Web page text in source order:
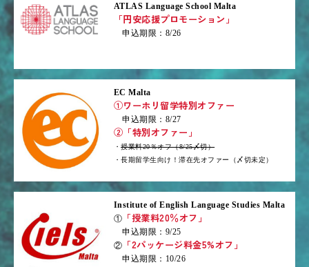
ATLAS Language School Malta
「円安応援プロモーション」
申込期限：8/26
EC Malta
①ワーホリ留学特別オファー
申込期限：8/27
②「特別オファー」
・授業料20％オフ（8/25〆切）
・長期留学生向け！滞在先オファー（〆切未定）
Institute of English Language Studies Malta
① 「授業料20％オフ」
申込期限：9/25
② 「2パッケージ料金5%オフ」
申込期限：10/26